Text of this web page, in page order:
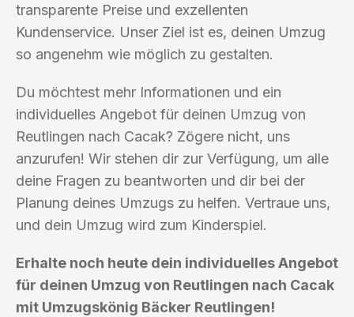
transparente Preise und exzellenten
Kundenservice. Unser Ziel ist es, deinen Umzug
so angenehm wie möglich zu gestalten.
Du möchtest mehr Informationen und ein
individuelles Angebot für deinen Umzug von
Reutlingen nach Cacak? Zögere nicht, uns
anzurufen! Wir stehen dir zur Verfügung, um alle
deine Fragen zu beantworten und dir bei der
Planung deines Umzugs zu helfen. Vertraue uns,
und dein Umzug wird zum Kinderspiel.
Erhalte noch heute dein individuelles Angebot
für deinen Umzug von Reutlingen nach Cacak
mit Umzugskönig Bäcker Reutlingen!